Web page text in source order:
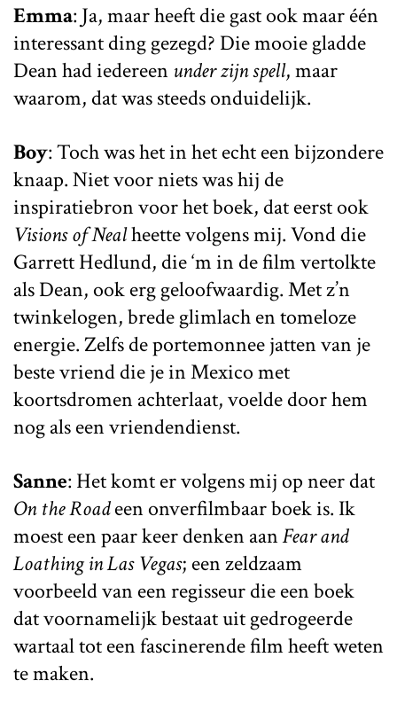
Emma: Ja, maar heeft die gast ook maar één
interessant ding gezegd? Die mooie gladde
Dean had iedereen under zijn spell, maar
waarom, dat was steeds onduidelijk.
Boy: Toch was het in het echt een bijzondere
knaap. Niet voor niets was hij de
inspiratiebron voor het boek, dat eerst ook
Visions of Nealheette volgens mij. Vond die
Garrett Hedlund, die ‘m in de film vertolkte
als Dean, ook erg geloofwaardig. Met z’n
twinkelogen, brede glimlach en tomeloze
energie. Zelfs de portemonnee jatten van je
beste vriend die je in Mexico met
koortsdromen achterlaat, voelde door hem
nog als een vriendendienst.
Sanne: Het komt er volgens mij op neer dat
On the Roadeen onverfilmbaar boek is. Ik
moest een paar keer denken aanFear and
Loathing in Las Vegas; een zeldzaam
voorbeeld van een regisseur die een boek
dat voornamelijk bestaat uit gedrogeerde
wartaal tot een fascinerende film heeft weten
te maken.